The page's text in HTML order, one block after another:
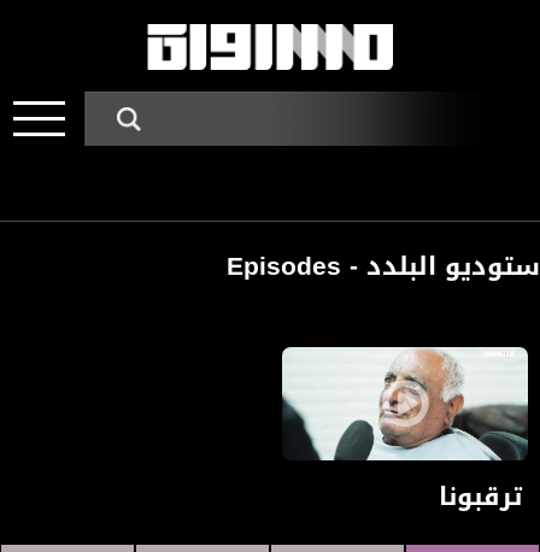
ستوديو البلدد - Episodes
السوشال ميديا اكل الراديو والتلفزيون، مرام مصلح،تقرير،،ستوديو البلد،06.02.2020،مساواة
ترقبونا